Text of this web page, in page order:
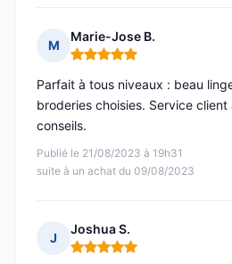
M
Marie-Jose B.
Note : 5 sur 5
Publié le 21/08/2023 à 19h31
suite à un achat du 09/08/2023
Parfait à tous niveaux : beau
broderies choisies. Service client
conseils.
J
Joshua S.
Note : 5 sur 5